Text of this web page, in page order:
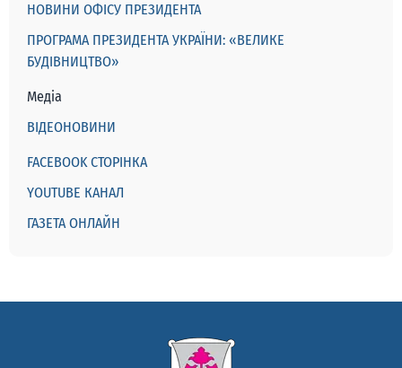
НОВИНИ ОФІСУ ПРЕЗИДЕНТА
ПРОГРАМА ПРЕЗИДЕНТА УКРАЇНИ: «ВЕЛИКЕ
БУДІВНИЦТВО»
Медіа
ВІДЕОНОВИНИ
FACEBOOK СТОРІНКА
YOUTUBE КАНАЛ
ГАЗЕТА ОНЛАЙН